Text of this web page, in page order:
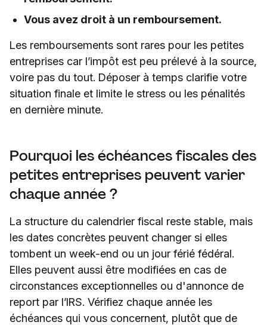
Vous avez droit à un remboursement.
Les remboursements sont rares pour les petites
entreprises car l’impôt est peu prélevé à la source,
voire pas du tout. Déposer à temps clarifie votre
situation finale et limite le stress ou les pénalités
en dernière minute.
Pourquoi les échéances fiscales des
petites entreprises peuvent varier
chaque année ?
La structure du calendrier fiscal reste stable, mais
les dates concrètes peuvent changer si elles
tombent un week-end ou un jour férié fédéral.
Elles peuvent aussi être modifiées en cas de
circonstances exceptionnelles ou d'annonce de
report par l’IRS. Vérifiez chaque année les
échéances qui vous concernent, plutôt que de